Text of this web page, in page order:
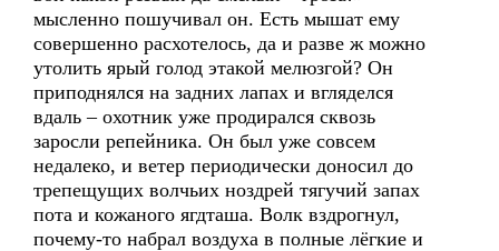
мысленно пошучивал он. Есть мышат ему
совершенно расхотелось, да и разве ж можно
утолить ярый голод этакой мелюзгой? Он
приподнялся на задних лапах и вгляделся
вдаль – охотник уже продирался сквозь
заросли репейника. Он был уже совсем
недалеко, и ветер периодически доносил до
трепещущих волчьих ноздрей тягучий запах
пота и кожаного ягдташа. Волк вздрогнул,
почему-то набрал воздуха в полные лёгкие и